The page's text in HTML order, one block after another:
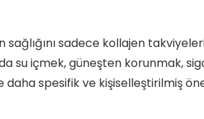
sağlığını sadece kollajen
su içmek, güneşten korunmak,
daha spesifik ve kişiselleştirilmiş